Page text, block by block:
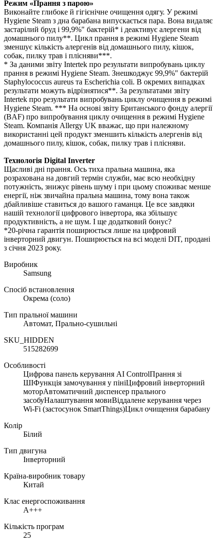
Режим «Прання з парою»
Виконайте глибоке й гігієнічне очищення одягу. У режимі
Hygiene Steam з дна барабана випускається пара. Вона видаляє
застарілий бруд і 99,9%" бактерій* і деактивує алергени від
домашнього пилу**. Цикл прання в режимі Hygiene Steam
зменшує кількість алергенів від домашнього пилу, кішок,
собак, пилку трав і плісняви***.
* За даними звіту Intertek про результати випробувань циклу
прання в режимі Hygiene Steam. Знешкоджує 99,9%" бактерій
Staphylococcus aureus та Escherichia coli. В окремих випадках
результати можуть відрізнятися**. За результатами звіту
Intertek про результати випробувань циклу очищення в режимі
Hygiene Steam. *** На основі звіту Британського фонду алергії
(BAF) про випробування циклу очищення в режимі Hygiene
Steam. Компанія Allergy UK вважає, що при належному
використанні цей продукт зменшить кількість алергенів від
домашнього пилу, кішок, собак, пилку трав і плісняви.
Технологія Digital Inverter
Щасливі дні прання. Ось тиха пральна машина, яка
розрахована на довгий термін служби, має всю необхідну
потужність, знижує рівень шуму і при цьому споживає менше
енергії, ніж звичайна пральна машина, тому вона також
дбайливіше ставиться до вашого гаманця. Це все завдяки
нашій технології цифрового інвертора, яка збільшує
продуктивність, а не шум. І ще додатковий бонус?
*20-річна гарантія поширюється лише на цифровий
інверторний двигун. Поширюється на всі моделі DIT, продані
з січня 2023 року.
Виробник
Samsung
Спосіб встановлення
Окрема (соло)
Тип пральної машини
Автомат, Прально-сушильні
SKU_HIDDEN
515282699
Особливості
Цифрова панель керування AI ControlПрання зі
ШІФункція замочування у пініЦифровий інверторний
моторАвтоматичний диспенсер прального
засобуНалаштування мовиВіддалене керування через
Wi-Fi (застосунок SmartThings)Цикл очищення барабану
Колір
Білий
Тип двигуна
Інверторний
Країна-виробник товару
Китай
Клас енергоспоживання
А+++
Кількість програм
25